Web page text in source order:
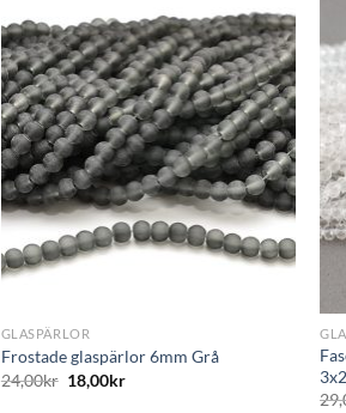
Lägg
till i
önskelistan
GLASPÄRLOR
Frostade glaspärlor 6mm Grå
24,00kr 18,00kr